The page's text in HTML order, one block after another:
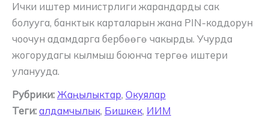
Ички иштер министрлиги жарандарды сак
болууга, банктык карталарын жана PIN-коддорун
чоочун адамдарга бербөөгө чакырды. Учурда
жогорудагы кылмыш боюнча тергөө иштери
уланууда.
Рубрики: Жаңылыктар, Окуялар
Теги: алдамчылык, Бишкек, ИИМ